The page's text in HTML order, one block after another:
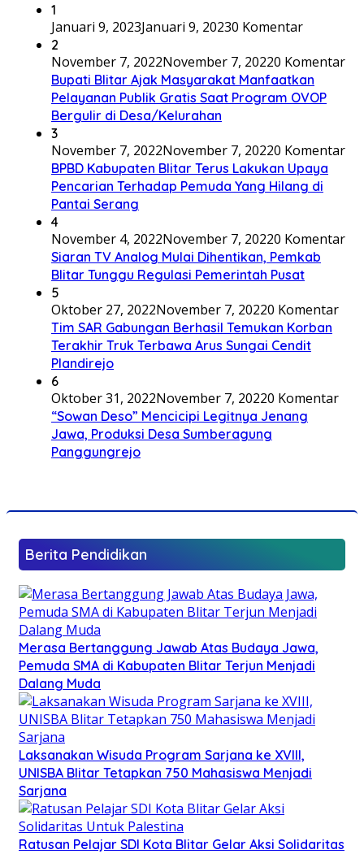
1
Januari 9, 2023Januari 9, 20230 Komentar
2
November 7, 2022November 7, 20220 Komentar
Bupati Blitar Ajak Masyarakat Manfaatkan
Pelayanan Publik Gratis Saat Program OVOP
Bergulir di Desa/Kelurahan
3
November 7, 2022November 7, 20220 Komentar
BPBD Kabupaten Blitar Terus Lakukan Upaya
Pencarian Terhadap Pemuda Yang Hilang di
Pantai Serang
4
November 4, 2022November 7, 20220 Komentar
Siaran TV Analog Mulai Dihentikan, Pemkab
Blitar Tunggu Regulasi Pemerintah Pusat
5
Oktober 27, 2022November 7, 20220 Komentar
Tim SAR Gabungan Berhasil Temukan Korban
Terakhir Truk Terbawa Arus Sungai Cendit
Plandirejo
6
Oktober 31, 2022November 7, 20220 Komentar
“Sowan Deso” Mencicipi Legitnya Jenang
Jawa, Produksi Desa Sumberagung
Panggungrejo
Berita Pendidikan
Merasa Bertanggung Jawab Atas Budaya Jawa,
Pemuda SMA di Kabupaten Blitar Terjun Menjadi
Dalang Muda
Laksanakan Wisuda Program Sarjana ke XVIII,
UNISBA Blitar Tetapkan 750 Mahasiswa Menjadi
Sarjana
Ratusan Pelajar SDI Kota Blitar Gelar Aksi Solidaritas